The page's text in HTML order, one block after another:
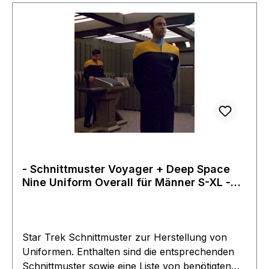
hochwertige Verarbeitung in guter Baumwoll-
QualitätHersteller Filmwelt Berlin 1997Rarität aus
dem Filmwelt Archivenatürlich absolut neu
- Schnittmuster Voyager + Deep Space
Nine Uniform Overall für Männer S-XL -
Star Trek Schnittmuster zur Herstellung von
Uniformen. Enthalten sind die entsprechenden
Schnittmuster sowie eine Liste von benötigten